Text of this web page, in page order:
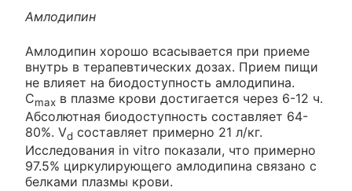
Амлодипин
Амлодипин хорошо всасывается при приеме
внутрь в терапевтических дозах. Прием пищи
не влияет на биодоступность амлодипина.
Cmax в плазме крови достигается через 6-12 ч.
Абсолютная биодоступность составляет 64-
80%. Vd составляет примерно 21 л/кг.
Исследования in vitro показали, что примерно
97.5% циркулирующего амлодипина связано с
белками плазмы крови.